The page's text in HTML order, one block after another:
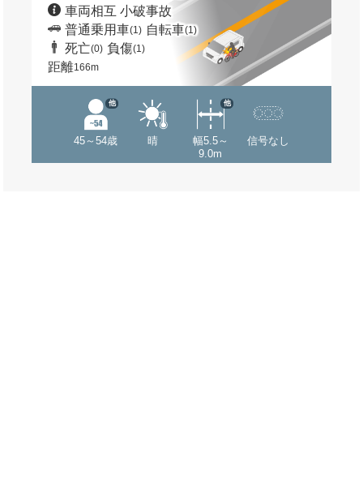
車両相互 小破事故
普通乗用車(1) 自転車(1)
死亡(0) 負傷(1)
距離166m
45～54歳
他
晴
幅5.5～
9.0m
他
信号なし